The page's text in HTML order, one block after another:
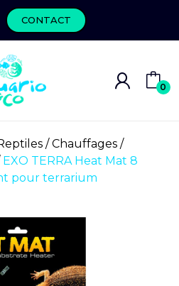
CONTACT
0
Chauffages
EXO TERRA Heat Mat 8
pour terrarium